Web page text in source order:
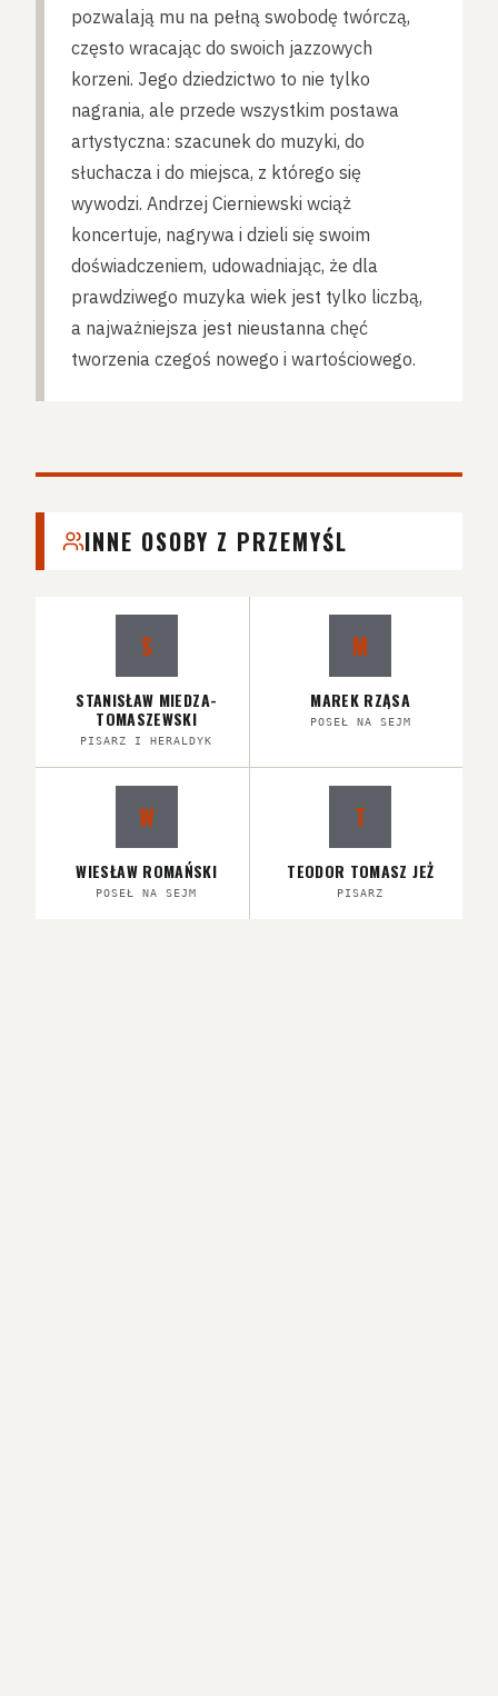
pozwalają mu na pełną swobodę twórczą,
często wracając do swoich jazzowych
korzeni. Jego dziedzictwo to nie tylko
nagrania, ale przede wszystkim postawa
artystyczna: szacunek do muzyki, do
słuchacza i do miejsca, z którego się
wywodzi. Andrzej Cierniewski wciąż
koncertuje, nagrywa i dzieli się swoim
doświadczeniem, udowadniając, że dla
prawdziwego muzyka wiek jest tylko liczbą,
a najważniejsza jest nieustanna chęć
tworzenia czegoś nowego i wartościowego.
INNE OSOBY Z PRZEMYŚL
S
STANISŁAW MIEDZA-
TOMASZEWSKI
PISARZ I HERALDYK
M
MAREK RZĄSA
POSEŁ NA SEJM
W
WIESŁAW ROMAŃSKI
POSEŁ NA SEJM
T
TEODOR TOMASZ JEŻ
PISARZ